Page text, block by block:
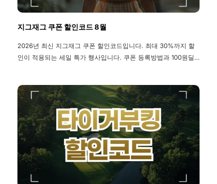
지그재그 쿠폰 할인코드 8월
2026년 최신 지그재그 쿠폰 할인코드입니다. 최대 30%까지 할
인이 적용되는 세일 특가 행사입니다. 쿠폰 등록방법과 100원딜,